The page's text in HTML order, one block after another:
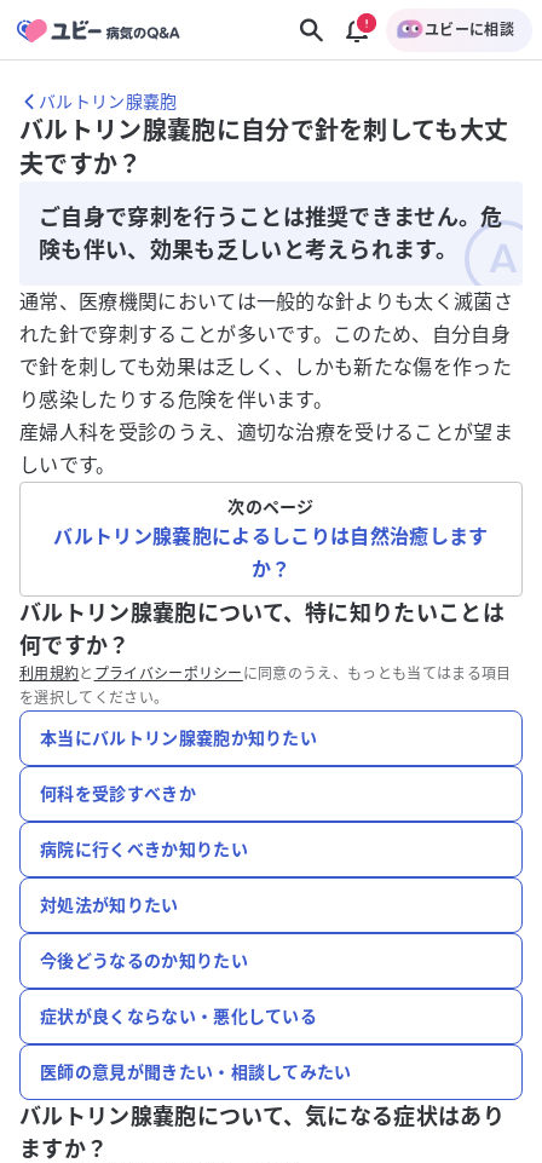
ユビーに相談
バルトリン腺嚢胞
バルトリン腺嚢胞に自分で針を刺しても大丈
夫ですか？
ご自身で穿刺を行うことは推奨できません。危
険も伴い、効果も乏しいと考えられます。
通常、医療機関においては一般的な針よりも太く滅菌さ
れた針で穿刺することが多いです。このため、自分自身
で針を刺しても効果は乏しく、しかも新たな傷を作った
り感染したりする危険を伴います。
産婦人科を受診のうえ、適切な治療を受けることが望ま
しいです。
次のページ
バルトリン腺嚢胞によるしこりは自然治癒します
か？
バルトリン腺嚢胞について、特に知りたいことは
何ですか？
利用規約と プライバシーポリシー に同意のうえ、もっとも当てはまる項目
を選択してください。
本当にバルトリン腺嚢胞か知りたい
何科を受診すべきか
病院に行くべきか知りたい
対処法が知りたい
今後どうなるのか知りたい
症状が良くならない・悪化している
医師の意見が聞きたい・相談してみたい
バルトリン腺嚢胞について、気になる症状はあり
ますか？